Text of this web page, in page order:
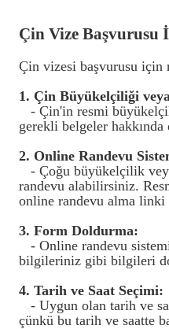
Çin Vize Başvurusu
Çin vizesi başvurusu için
1. Çin Büyükelçiliği
- Çin'in resmi
gerekli belgeler
2. Online Randevu
- Çoğu büyükelçilik
randevu alabilirsiniz.
online randevu alma linki
3. Form Doldurma:
- Online randevu
bilgileriniz gibi bilgileri
4. Tarih ve Saat Seçimi:
- Uygun olan tarih ve
çünkü bu tarih ve saatte